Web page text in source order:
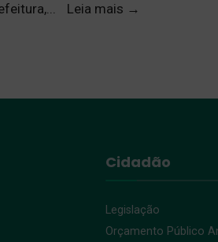
... Leia mais →
Cidadão
Legislação
Orçamento Público